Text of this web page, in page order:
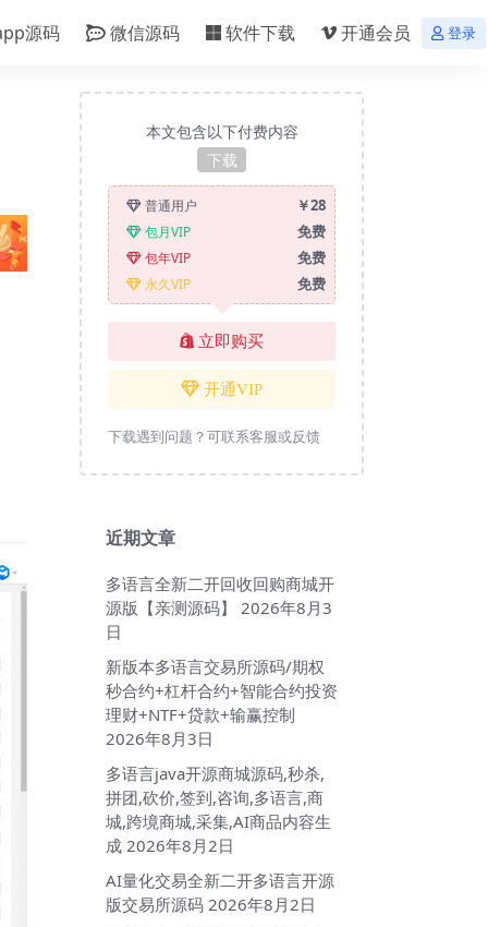
源码 微信源码 软件下载 开通会员 登录
本文包含以下付费内容
下载
普通用户 ￥28
包月VIP 免费
包年VIP 免费
永久VIP 免费
立即购买
开通VIP
下载遇到问题？可联系客服或反馈
近期文章
多语言全新二开回收回购商城开
源版【亲测源码】
2026年8月3
日
新版本多语言交易所源码/期权
秒合约+杠杆合约+智能合约投资
理财+NTF+贷款+输赢控制
2026年8月3日
多语言java开源商城源码,秒杀,
拼团,砍价,签到,咨询,多语言,商
城,跨境商城,采集,AI商品内容生
成 2026年8月2日
AI量化交易全新二开多语言开源
版交易所源码 2026年8月2日